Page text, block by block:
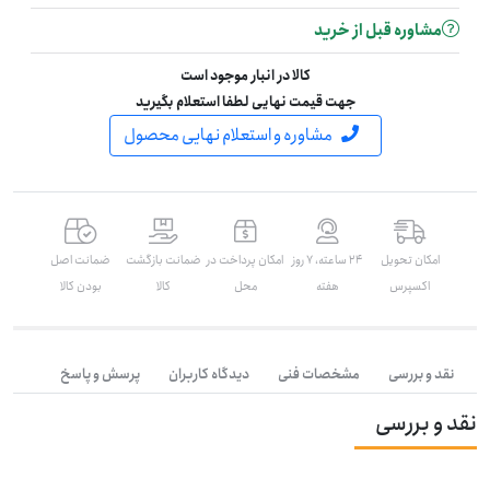
مشاوره قبل از خرید
کالا در انبار موجود است
جهت قیمت نهایی لطفا استعلام بگیرید
مشاوره و استعلام نهایی محصول
امکان تحویل
اکسپرس
۲۴ ساعته، ۷ روز
هفته
امکان پرداخت در
محل
ضمانت بازگشت
کالا
ضمانت اصل
بودن کالا
نقد و بررسی مشخصات فنی دیدگاه کاربران پرسش و پاسخ
نقد و بررسی